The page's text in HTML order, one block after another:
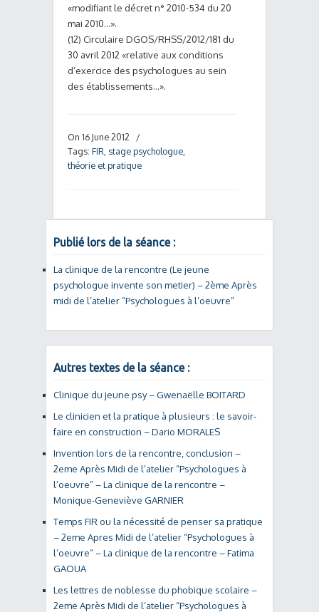
«modifiant le décret n° 2010-534 du 20
mai 2010…».
(12) Circulaire DGOS/RHSS/2012/181 du
30 avril 2012 «relative aux conditions
d’exercice des psychologues au sein
des établissements…».
On 16 June 2012
/
Tags: FIR stage psychologue
théorie et pratique
Publié lors de la séance :
La clinique de la rencontre (Le jeune
psychologue invente son metier) – 2ème Après
midi de l’atelier “Psychologues à l’oeuvre”
Autres textes de la séance :
Clinique du jeune psy – Gwenaëlle BOITARD
Le clinicien et la pratique à plusieurs : le savoir-
faire en construction – Dario MORALES
Invention lors de la rencontre, conclusion –
2eme Après Midi de l’atelier “Psychologues à
l’oeuvre” – La clinique de la rencontre –
Monique-Geneviève GARNIER
Temps FIR ou la nécessité de penser sa pratique
– 2eme Apres Midi de l’atelier “Psychologues à
l’oeuvre” – La clinique de la rencontre – Fatima
GAOUA
Les lettres de noblesse du phobique scolaire –
2eme Après Midi de l’atelier “Psychologues à